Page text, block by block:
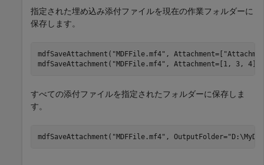
指定された埋め込み添付ファイルを現在の作業フォルダーに
保存します。
mdfSaveAttachment( "MDFFile.mf4" , Attachment=[
mdfSaveAttachment( "MDFFile.mf4" , Attachment=[1, 3, 4])
すべての添付ファイルを指定されたフォルダーに保存しま
す。
mdfSaveAttachment( "MDFFile.mf4" , OutputFolder=